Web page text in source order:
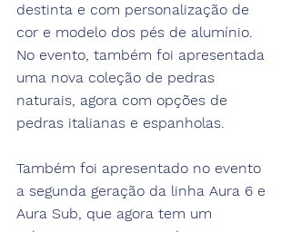
destinta e com personalização de
cor e modelo dos pés de alumínio.
No evento, também foi apresentada
uma nova coleção de pedras
naturais, agora com opções de
pedras italianas e espanholas.
Também foi apresentado no evento
a segunda geração da linha Aura 6 e
Aura Sub, que agora tem um